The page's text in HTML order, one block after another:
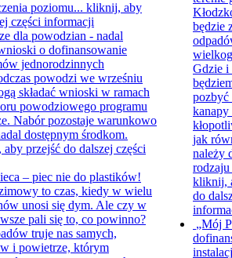
poziomu... kliknij, aby
części informacji
dla powodzian - nadal
o dofinansowanie
jednorodzinnych
powodzi we wrześniu
składać wnioski w ramach
powodziowego programu
Nabór pozostaje warunkowo
dostępnym środkom.
przejść do dalszej części
– piec nie do plastików!
to czas, kiedy w wielu
unosi się dym. Ale czy w
pali się to, co powinno?
truje nas samych,
i powietrze, którym
będzie
Gdzie i
pozbyć
kanapy
jak
należy
kliknij,
do
„Mój